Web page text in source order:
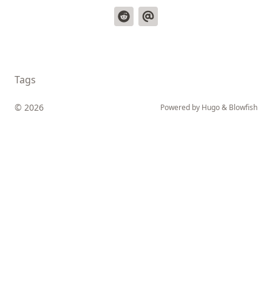
Tags
© 2026 Powered by Hugo& Blowfish